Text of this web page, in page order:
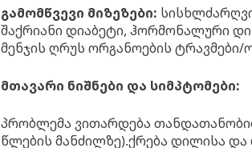
გამომწვევი მიზეზები:
შაქრიანი დიაბეტი, ჰორმონალური
მენჯის ღრუს ორგანოების ტრავმები/
მთავარი ნიშნები და სიმპტომები:
პრობლემა ვითარდება
წლების მანძილზე).ქრება დილისა